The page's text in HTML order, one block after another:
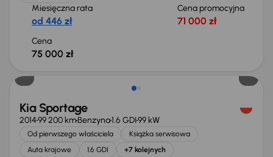
Miesięczna rata
od 446 zł
Cena promocyjna
71 000 zł
Cena
75 000 zł
Kia Sportage
201499 200 kmBenzyna1.6 GDI99 kW
Od pierwszego właściciela
Książka serwisowa
Auta krajowe
1.6 GDI +7 kolejnych